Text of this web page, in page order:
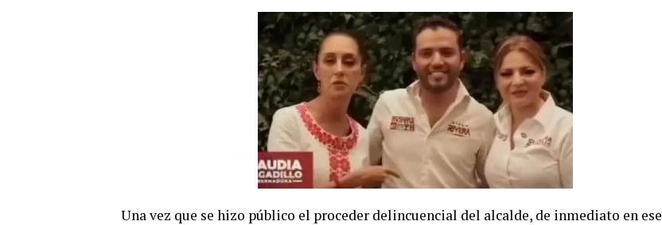
Una vez que se hizo público el proceder delincuencial del alcalde, de inmediato en ese